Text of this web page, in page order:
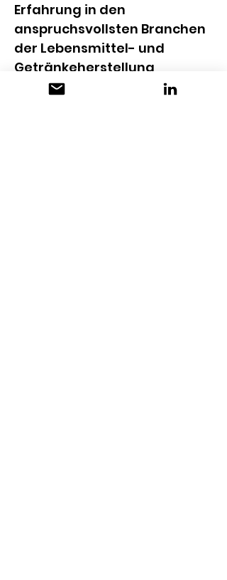
Erfahrung in den
anspruchsvollsten Branchen
der Lebensmittel- und
Getränkeherstellung
gesammelt: in
Brauereien,